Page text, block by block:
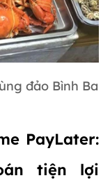
đảo Bình Ba
PayLater:
tiện lợi